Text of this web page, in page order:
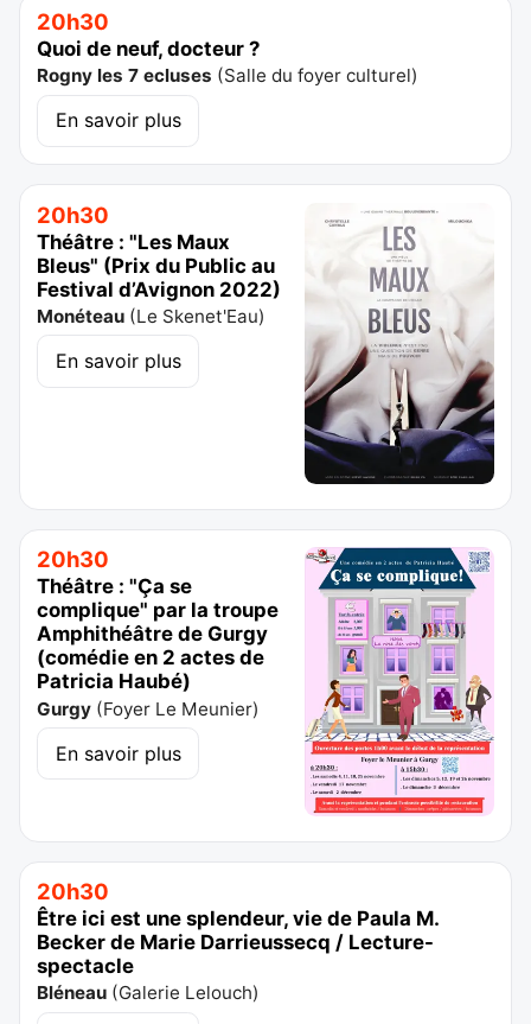
20h30
Quoi de neuf, docteur ?
Rogny les 7 ecluses (Salle du foyer culturel)
En savoir plus
20h30
Théâtre : "Les Maux
Bleus" (Prix du Public au
Festival d’Avignon 2022)
Monéteau (Le Skenet'Eau)
En savoir plus
20h30
Théâtre : "Ça se
complique" par la troupe
Amphithéâtre de Gurgy
(comédie en 2 actes de
Patricia Haubé)
Gurgy (Foyer Le Meunier)
En savoir plus
20h30
Être ici est une splendeur, vie de Paula M.
Becker de Marie Darrieussecq / Lecture-
spectacle
Bléneau (Galerie Lelouch)